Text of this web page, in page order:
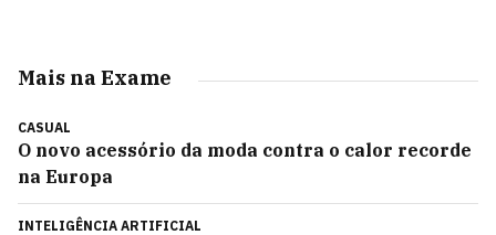
Mais na Exame
CASUAL
O novo acessório da moda contra o calor recorde
na Europa
INTELIGÊNCIA ARTIFICIAL